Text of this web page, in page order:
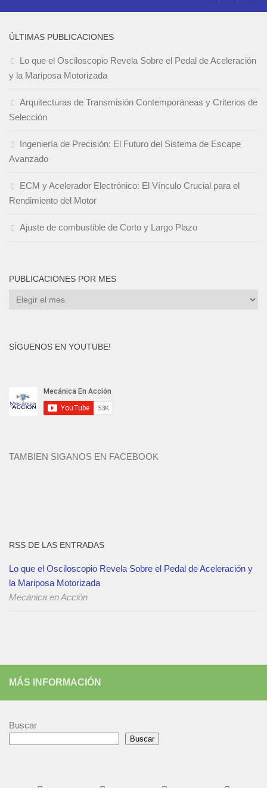
ÚLTIMAS PUBLICACIONES
Lo que el Osciloscopio Revela Sobre el Pedal de Aceleración
y la Mariposa Motorizada
Arquitecturas de Transmisión Contemporáneas y Criterios de
Selección
Ingeniería de Precisión: El Futuro del Sistema de Escape
Avanzado
ECM y Acelerador Electrónico: El Vínculo Crucial para el
Rendimiento del Motor
Ajuste de combustible de Corto y Largo Plazo
PUBLICACIONES POR MES
Publicaciones
SÍGUENOS EN YOUTUBE!
TAMBIEN SIGANOS EN FACEBOOK
RSS DE LAS ENTRADAS
Lo que el Osciloscopio Revela Sobre el Pedal de Aceleración y
la Mariposa Motorizada
Mecánica en Acción
MÁS INFORMACIÓN
Buscar
Buscar